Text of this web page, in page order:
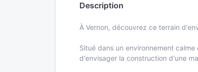
Description
À Vernon, découvrez ce terrain
Situé dans un environnement
d'envisager la construction d'une